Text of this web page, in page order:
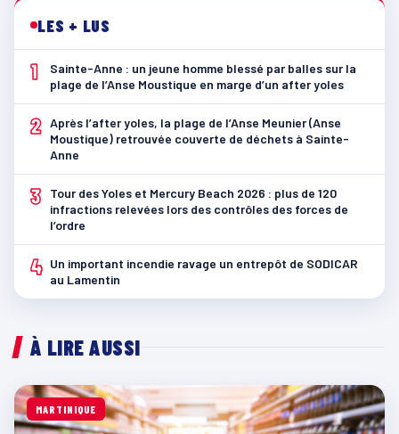
LES + LUS
1
Sainte-Anne : un jeune homme blessé par balles sur la
plage de l’Anse Moustique en marge d’un after yoles
2 Après l’after yoles, la plage de l’Anse Meunier (Anse
Moustique) retrouvée couverte de déchets à Sainte-
Anne
3
Tour des Yoles et Mercury Beach 2026 : plus de 120
infractions relevées lors des contrôles des forces de
l’ordre
4 Un important incendie ravage un entrepôt de SODICAR
au Lamentin
À LIRE AUSSI
MARTINIQUE